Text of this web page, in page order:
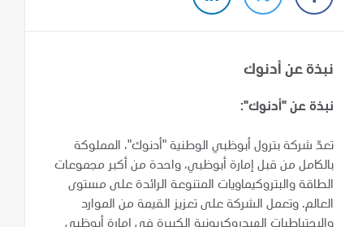
نبذة عن أدنوك
نبذة عن "أدنوك":
تعدّ شركة بترول أبوظبي الوطنية "أدنوك"، المملوكة
بالكامل من قبل إمارة أبوظبي، واحدة من أكبر مجموعات
الطاقة والبتروكيماويات المتنوعة الرائدة على مستوى
العالم. وتعمل الشركة على تعزيز القيمة من الموارد